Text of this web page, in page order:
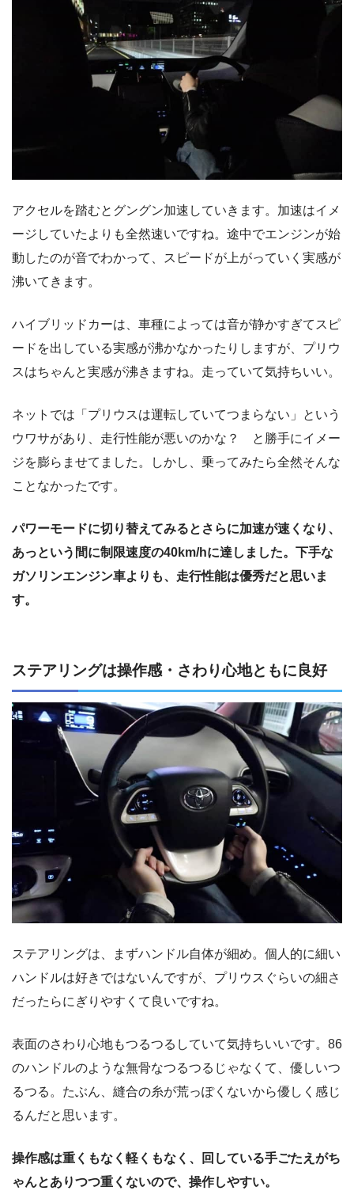
アクセルを踏むとグングン加速していきます。加速はイメ
ージしていたよりも全然速いですね。途中でエンジンが始
動したのが音でわかって、スピードが上がっていく実感が
沸いてきます。
ハイブリッドカーは、車種によっては音が静かすぎてスピ
ードを出している実感が沸かなかったりしますが、プリウ
スはちゃんと実感が沸きますね。走っていて気持ちいい。
ネットでは「プリウスは運転していてつまらない」という
ウワサがあり、走行性能が悪いのかな？ と勝手にイメー
ジを膨らませてました。しかし、乗ってみたら全然そんな
ことなかったです。
パワーモードに切り替えてみるとさらに加速が速くなり、
あっという間に制限速度の40km/hに達しました。下手な
ガソリンエンジン車よりも、走行性能は優秀だと思いま
す。
ステアリングは操作感・さわり心地ともに良好
ステアリングは、まずハンドル自体が細め。個人的に細い
ハンドルは好きではないんですが、プリウスぐらいの細さ
だったらにぎりやすくて良いですね。
表面のさわり心地もつるつるしていて気持ちいいです。86
のハンドルのような無骨なつるつるじゃなくて、優しいつ
るつる。たぶん、縫合の糸が荒っぽくないから優しく感じ
るんだと思います。
操作感は重くもなく軽くもなく、回している手ごたえがち
ゃんとありつつ重くないので、操作しやすい。